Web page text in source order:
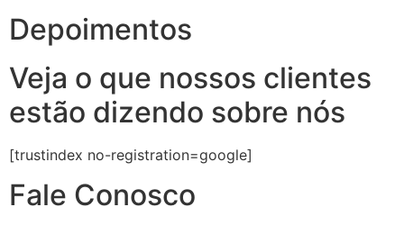
Depoimentos
Veja o que nossos clientes
estão dizendo sobre nós
[trustindex no-registration=google]
Fale Conosco